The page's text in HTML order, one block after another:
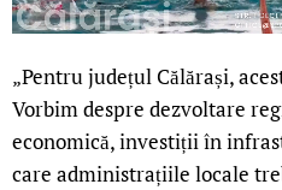
„Pentru județul Călărași,
Vorbim despre dezvoltare
economică, investiții în
care administrațiile locale